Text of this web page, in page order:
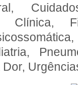
Clínica,